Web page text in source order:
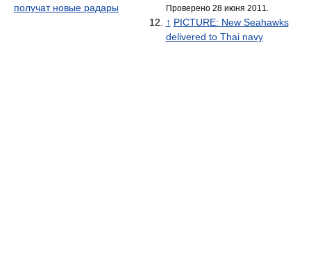
получат новые радары
Проверено 28 июня 2011.
↑ PICTURE: New Seahawks
delivered to Thai navy